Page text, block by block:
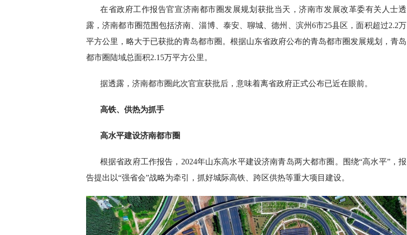
在省政府工作报告官宣济南都市圈发展规划获批当天，济南市发展改革委有关人士透
露，济南都市圈范围包括济南、淄博、泰安、聊城、德州、滨州6市25县区，面积超过2.2万
平方公里，略大于已获批的青岛都市圈。根据山东省政府公布的青岛都市圈发展规划，青岛
都市圈陆域总面积2.15万平方公里。
据透露，济南都市圈此次官宣获批后，意味着离省政府正式公布已近在眼前。
高铁、供热为抓手
高水平建设济南都市圈
根据省政府工作报告，2024年山东高水平建设济南青岛两大都市圈。围绕“高水平”，报
告提出以“强省会”战略为牵引，抓好城际高铁、跨区供热等重大项目建设。